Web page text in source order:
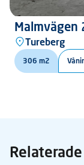
Malmvägen
Tureberg
306 m2